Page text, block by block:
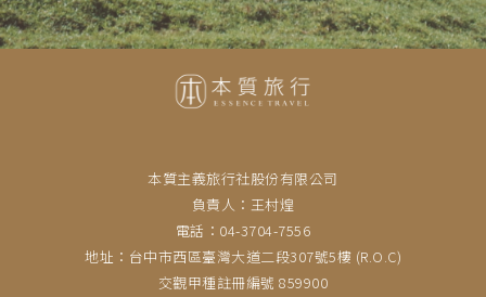
本質主義旅行社股份有限公司
負責人：王村煌
電話：04-3704-7556
地址：台中市西區臺灣大道二段307號5樓 (R.O.C)
交觀甲種註冊編號 859900